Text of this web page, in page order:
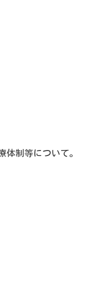
制等について。